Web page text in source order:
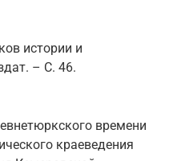
истории и
– С. 46.
времени
краеведения